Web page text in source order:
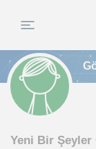
Yeni Bir Şeyler